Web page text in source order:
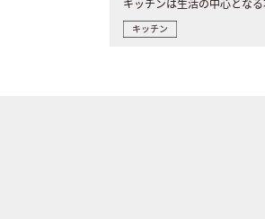
キッチン